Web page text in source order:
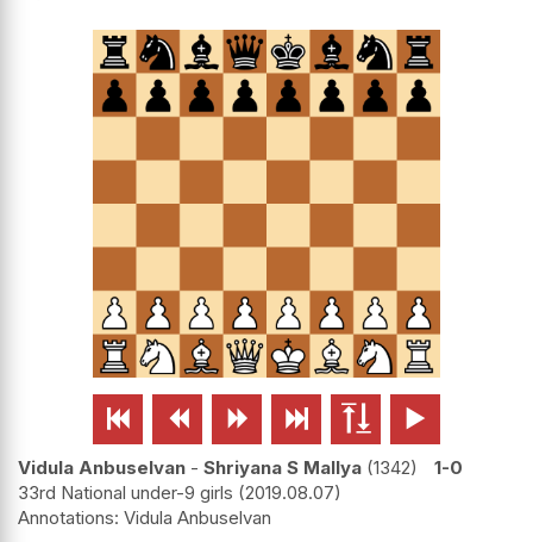
     
Vidula Anbuselvan - Shriyana S Mallya 1342
1-0
33rd National under-9 girls 2019.08.07
Vidula Anbuselvan